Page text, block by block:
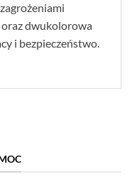
oraz dwukolorowa
i bezpieczeństwo.